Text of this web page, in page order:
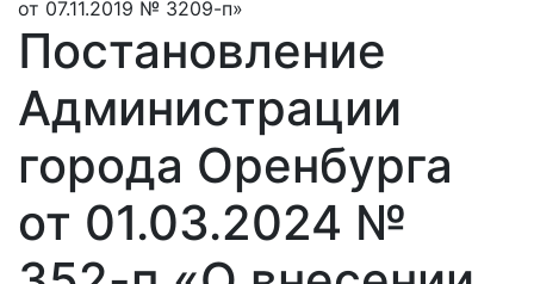
от 07.11.2019 № 3209-п»
Постановление
Администрации
города Оренбурга
от 01.03.2024 №